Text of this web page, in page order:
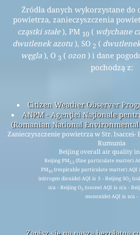
Źródła danych wykorzystane do
powietrza, zanieczyszczenia
cząstki stałe), PM 10( wdychane
dwutlenek azotu ), SO 2 (
węgla), O 3 ( ozon ) i dane
pochodzą z:
Citizen Weather Observer
ANPM - Agenţiei Naţionale
(Romanian National
Zanieczyszczenie powietrza w Str. Isaccei-
Rumunia
Beijing overall air quality
Beijing PM2.5(fine particulate matter)
PM10 (respirable particulate matter) AQI
(nitrogen dioxide) AQI is 3 - Beijing SO2
n/a - Beijing O3(ozone) AQI is n/a -
monoxide) AQI is n/a -
Zapisz się na naszą bezpłatną